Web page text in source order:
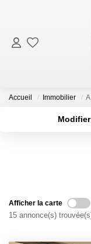
Accueil Immobilier
Afficher la carte
15 annonce(s)